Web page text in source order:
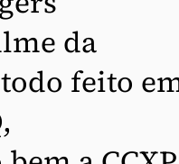
da
feito